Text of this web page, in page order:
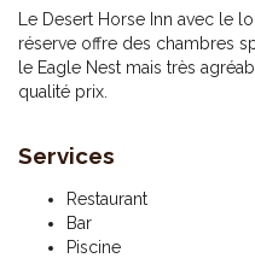
Le Desert Horse Inn avec le
réserve offre des chambres
le Eagle Nest mais très
qualité prix.
Services
Restaurant
Bar
Piscine